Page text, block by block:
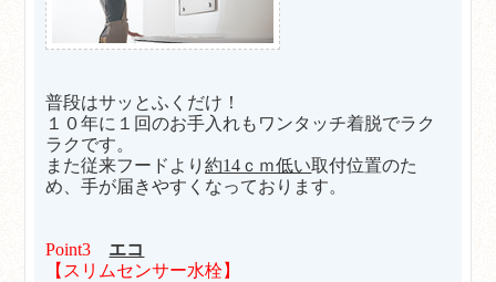
普段はサッとふくだけ！
１０年に１回のお手入れもワンタッチ着脱でラク
ラクです。
また従来フードより約14ｃｍ低い取付位置のた
め、手が届きやすくなっております。
Point3
エコ
【スリムセンサー水栓】